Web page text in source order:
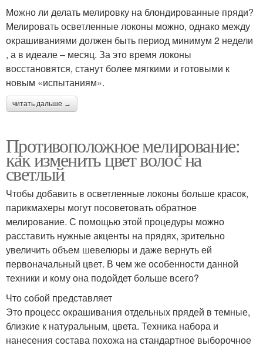
Можно ли делать мелировку на блондированные пряди?
Мелировать осветленные локоны можно, однако между
окрашиваниями должен быть период минимум 2 недели
, а в идеале – месяц. За это время локоны
восстановятся, станут более мягкими и готовыми к
новым «испытаниям».
читать дальше →
Противоположное мелирование:
как изменить цвет волос на
светлый
Чтобы добавить в осветленные локоны больше красок,
парикмахеры могут посоветовать обратное
мелирование. С помощью этой процедуры можно
расставить нужные акценты на прядях, зрительно
увеличить объем шевелюры и даже вернуть ей
первоначальный цвет. В чем же особенности данной
техники и кому она подойдет больше всего?
Что собой представляет
Это процесс окрашивания отдельных прядей в темные,
близкие к натуральным, цвета. Техника набора и
нанесения состава похожа на стандартное выборочное